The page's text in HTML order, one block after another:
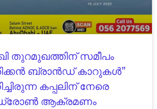
തുറമുഖത്തിന് സമീപം
ബ്രാൻഡ് കാറുകൾ”
കപ്പലിന് നേരെ
ആക്രമണം